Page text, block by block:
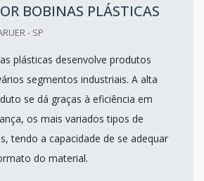
BOBINAS PLÁSTICAS
- SP
plásticas desenvolve produtos
segmentos industriais. A alta
se dá graças à eficiência em
os mais variados tipos de
tendo a capacidade de se adequar
do material.